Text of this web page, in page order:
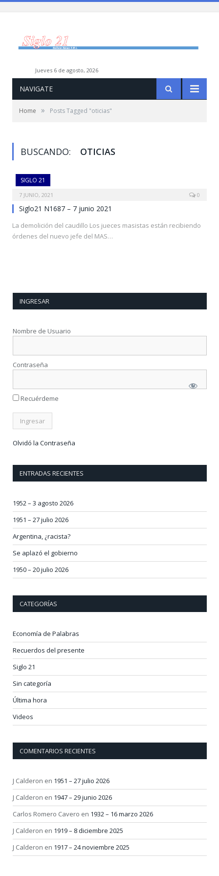
jueves 6 de agosto, 2026
NAVIGATE
Home » Posts Tagged "oticias"
BUSCANDO: OTICIAS
SIGLO 21
7 JUNIO, 2021 0
Siglo21 N1687 – 7 junio 2021
La demolición del caudillo Los jueces masistas están recibiendo
órdenes del nuevo jefe del MAS…
INGRESAR
Nombre de Usuario
Contraseña
Recuérdeme
Olvidó la Contraseña
ENTRADAS RECIENTES
1952 – 3 agosto 2026
1951 – 27 julio 2026
Argentina, ¿racista?
Se aplazó el gobierno
1950 – 20 julio 2026
CATEGORÍAS
Economía de Palabras
Recuerdos del presente
Siglo 21
Sin categoría
Última hora
Videos
COMENTARIOS RECIENTES
J Calderon en 1951 – 27 julio 2026
J Calderon en 1947 – 29 junio 2026
Carlos Romero Cavero en 1932 – 16 marzo 2026
J Calderon en 1919 – 8 diciembre 2025
J Calderon en 1917 – 24 noviembre 2025